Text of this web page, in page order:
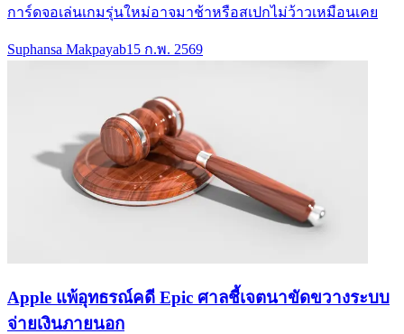
การ์ดจอเล่นเกมรุ่นใหม่อาจมาช้าหรือสเปกไม่ว้าวเหมือนเคย
Suphansa Makpayab15 ก.พ. 2569
Apple แพ้อุทธรณ์คดี Epic ศาลชี้เจตนาขัดขวางระบบ
จ่ายเงินภายนอก